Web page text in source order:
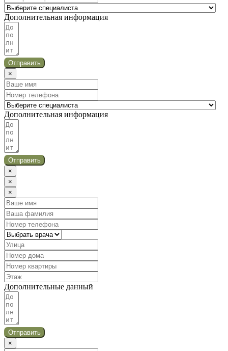
Дополнительная информация
Отправить
×
Дополнительная информация
Отправить
×
×
×
Дополнительные данный
Отправить
×